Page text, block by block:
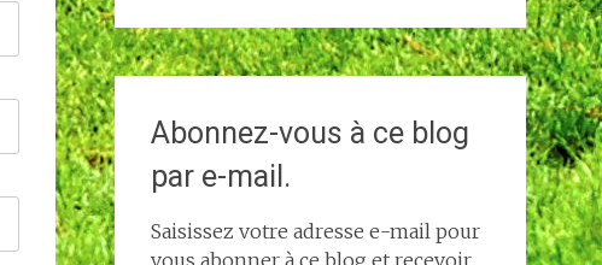
Abonnez-vous à ce blog
par e-mail.
Saisissez votre adresse e-mail pour
vous abonner à ce blog et recevoir